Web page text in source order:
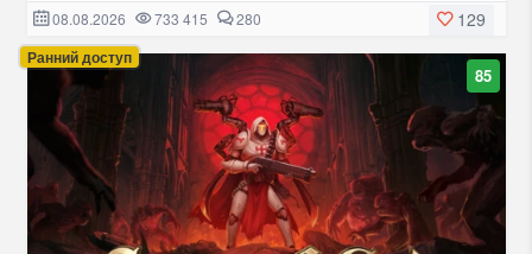
129
08.08.2026 733 415 280
Ранний доступ
85